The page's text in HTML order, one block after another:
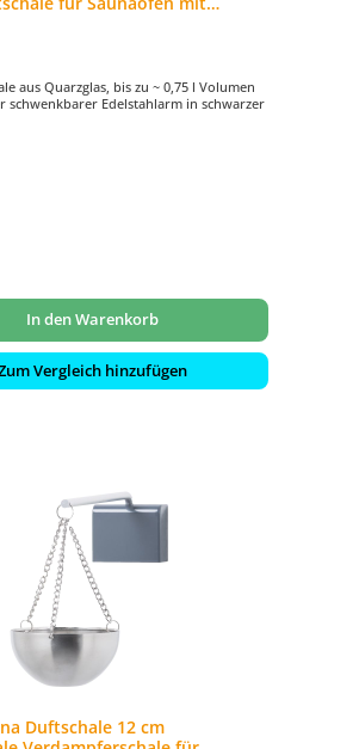
aus Quarzglas, bis zu ~ 0,75 l Volumen
schwenkbarer Edelstahlarm in schwarzer
In den Warenkorb
Vergleich hinzufügen
Duftschale 12 cm